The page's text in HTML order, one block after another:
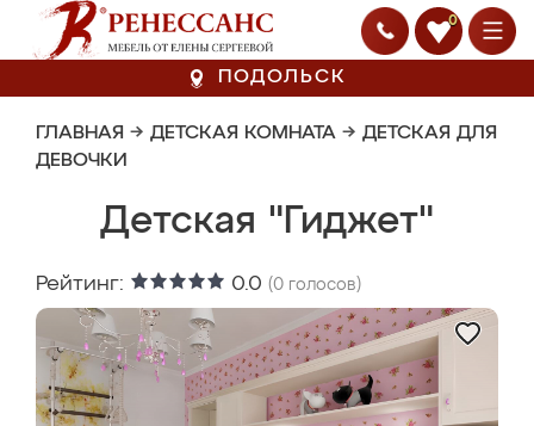
0
ПОДОЛЬСК
ГЛАВНАЯ → ДЕТСКАЯ КОМНАТА → ДЕТСКАЯ ДЛЯ
ДЕВОЧКИ
Детская "Гиджет"
Рейтинг: 0.0 (0 голосов)